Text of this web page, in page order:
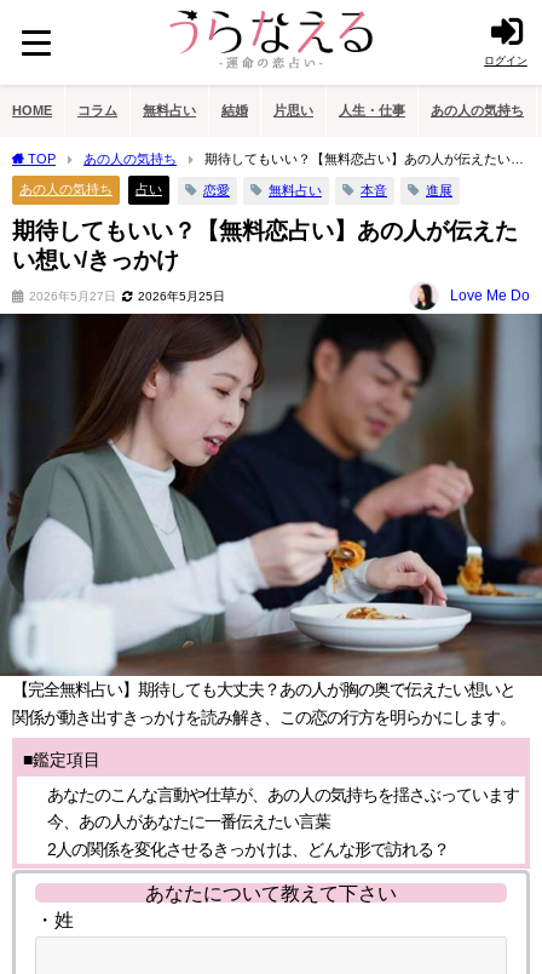
ログイン
HOME コラム 無料占い 結婚 片思い 人生・仕事 あの人の気持ち
TOP あの人の気持ち
期待してもいい？【無料恋占い】あの人が伝えたい想
い/きっかけ
あの人の気持ち 占い 恋愛 無料占い 本音 進展
期待してもいい？【無料恋占い】あの人が伝えた
い想い/きっかけ
2026年5月27日 2026年5月25日 Love Me Do
【完全無料占い】期待しても大丈夫？あの人が胸の奥で伝えたい想いと
関係が動き出すきっかけを読み解き、この恋の行方を明らかにします。
■鑑定項目
あなたのこんな言動や仕草が、あの人の気持ちを揺さぶっています
今、あの人があなたに一番伝えたい言葉
2人の関係を変化させるきっかけは、どんな形で訪れる？
あなたについて教えて下さい
・姓